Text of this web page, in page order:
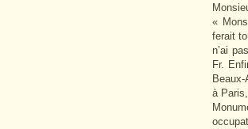
«
ferait
n’ai
Fr.
à